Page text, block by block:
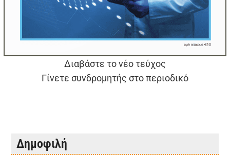
Διαβάστε το νέο τεύχος
Γίνετε συνδρομητής στο περιοδικό
Δημοφιλή